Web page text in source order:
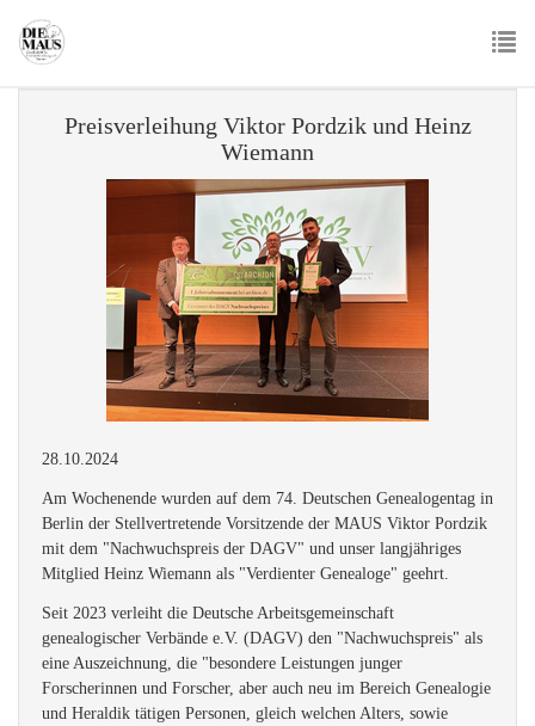
main
content
Preisverleihung Viktor Pordzik und Heinz
Wiemann
28.10.2024
Am Wochenende wurden auf dem 74. Deutschen Genealogentag in
Berlin der Stellvertretende Vorsitzende der MAUS Viktor Pordzik
mit dem "Nachwuchspreis der DAGV" und unser langjähriges
Mitglied Heinz Wiemann als "Verdienter Genealoge" geehrt.
Seit 2023 verleiht die Deutsche Arbeitsgemeinschaft
genealogischer Verbände e.V. (DAGV) den "Nachwuchspreis" als
eine Auszeichnung, die "besondere Leistungen junger
Forscherinnen und Forscher, aber auch neu im Bereich Genealogie
und Heraldik tätigen Personen, gleich welchen Alters, sowie